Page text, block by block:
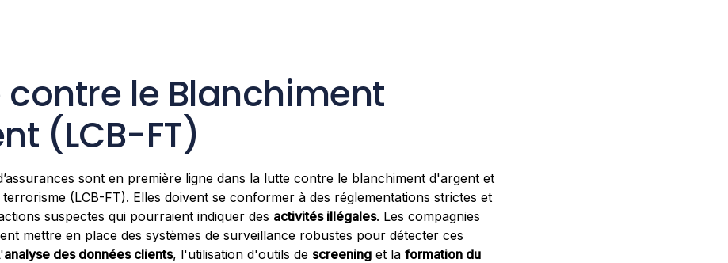
contre le Blanchiment
(LCB-FT)
sont en première ligne dans la lutte contre le blanchiment d'argent et
(LCB-FT). Elles doivent se conformer à des réglementations strictes et
suspectes qui pourraient indiquer des activités illégales. Les compagnies
mettre en place des systèmes de surveillance robustes pour détecter ces
analyse des données clients, l'utilisation d'outils de screening et la formation du